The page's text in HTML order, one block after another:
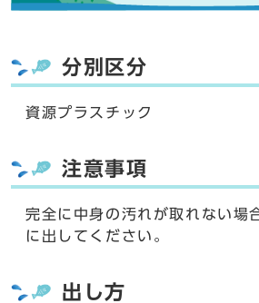
分別区分
資源プラスチック
注意事項
完全に中身の汚れが取れない場
に出してください。
出し方